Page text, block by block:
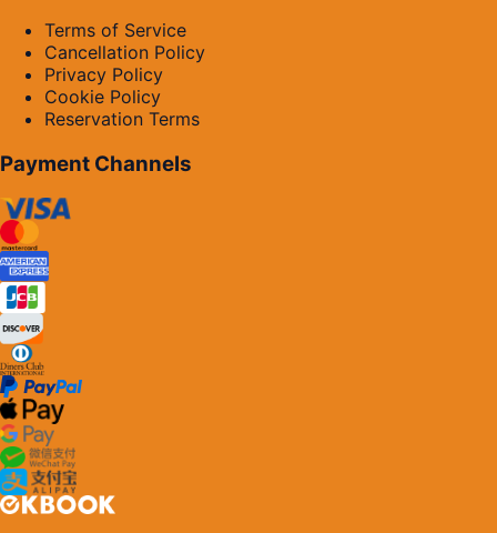
Terms of Service
Cancellation Policy
Privacy Policy
Cookie Policy
Reservation Terms
Payment Channels